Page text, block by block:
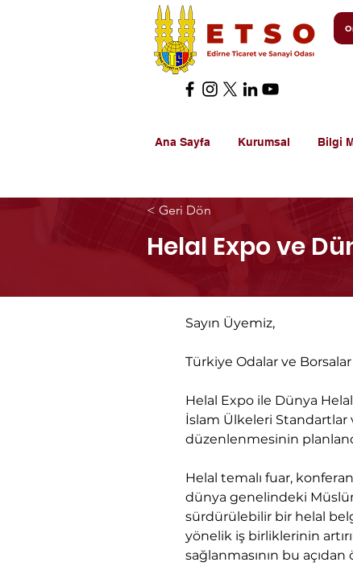
Ana Sayfa Kurumsal Bilgi
< Geri Dön
Helal Expo ve
Sayın Üyemiz,
Türkiye Odalar ve Borsalar
Helal Expo ile Dünya
İslam Ülkeleri
düzenlenmesinin
Helal temalı fuar,
dünya genelindeki
sürdürülebilir bir helal
yönelik iş birliklerinin
sağlanmasının bu